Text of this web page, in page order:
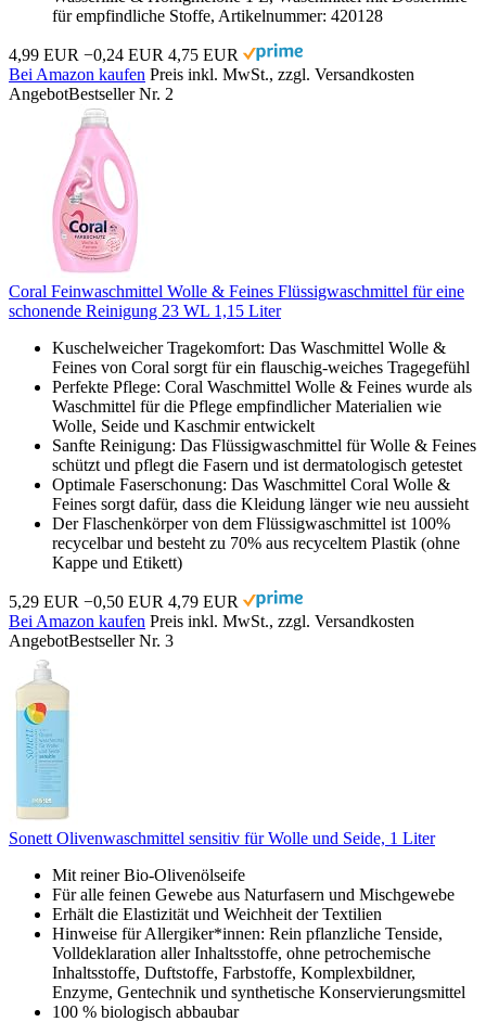
für empfindliche Stoffe, Artikelnummer: 420128
4,99 EUR −0,24 EUR 4,75 EUR
Bei Amazon kaufen Preis inkl. MwSt., zzgl. Versandkosten
AngebotBestseller Nr. 2
Coral Feinwaschmittel Wolle & Feines Flüssigwaschmittel für eine
schonende Reinigung 23 WL 1,15 Liter
Kuschelweicher Tragekomfort: Das Waschmittel Wolle &
Feines von Coral sorgt für ein flauschig-weiches Tragegefühl
Perfekte Pflege: Coral Waschmittel Wolle & Feines wurde als
Waschmittel für die Pflege empfindlicher Materialien wie
Wolle, Seide und Kaschmir entwickelt
Sanfte Reinigung: Das Flüssigwaschmittel für Wolle & Feines
schützt und pflegt die Fasern und ist dermatologisch getestet
Optimale Faserschonung: Das Waschmittel Coral Wolle &
Feines sorgt dafür, dass die Kleidung länger wie neu aussieht
Der Flaschenkörper von dem Flüssigwaschmittel ist 100%
recycelbar und besteht zu 70% aus recyceltem Plastik (ohne
Kappe und Etikett)
5,29 EUR −0,50 EUR 4,79 EUR
Bei Amazon kaufen Preis inkl. MwSt., zzgl. Versandkosten
AngebotBestseller Nr. 3
Sonett Olivenwaschmittel sensitiv für Wolle und Seide, 1 Liter
Mit reiner Bio-Olivenölseife
Für alle feinen Gewebe aus Naturfasern und Mischgewebe
Erhält die Elastizität und Weichheit der Textilien
Hinweise für Allergiker*innen: Rein pflanzliche Tenside,
Volldeklaration aller Inhaltsstoffe, ohne petrochemische
Inhaltsstoffe, Duftstoffe, Farbstoffe, Komplexbildner,
Enzyme, Gentechnik und synthetische Konservierungsmittel
100 % biologisch abbaubar